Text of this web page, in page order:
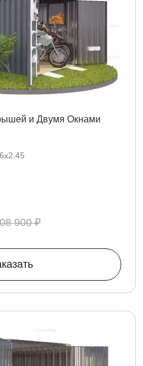
и Двумя Окнами
900 ₽